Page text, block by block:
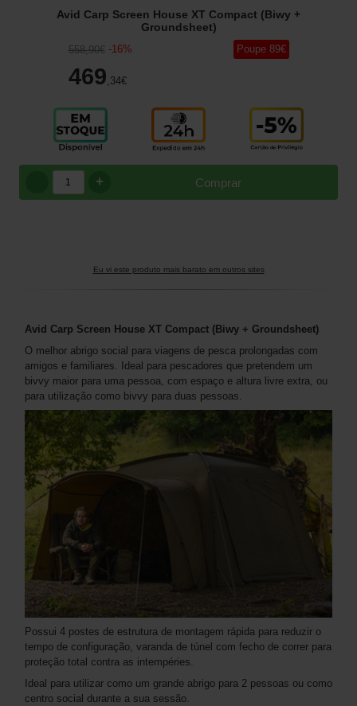
Avid Carp Screen House XT Compact (Biwy +
Groundsheet)
558,90€ -16%
469,34€
Poupe 89€
Comprar
+
Eu vi este produto mais barato em outros sites
Avid Carp Screen House XT Compact (Biwy + Groundsheet)
O melhor abrigo social para viagens de pesca prolongadas com
amigos e familiares. Ideal para pescadores que pretendem um
bivvy maior para uma pessoa, com espaço e altura livre extra, ou
para utilização como bivvy para duas pessoas.
Possui 4 postes de estrutura de montagem rápida para reduzir o
tempo de configuração, varanda de túnel com fecho de correr para
proteção total contra as intempéries.
Ideal para utilizar como um grande abrigo para 2 pessoas ou como
centro social durante a sua sessão.